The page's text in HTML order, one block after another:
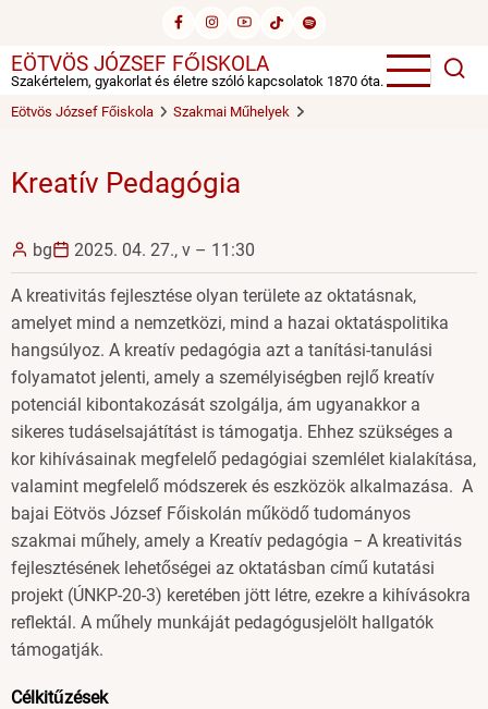
tartalomra
EÖTVÖS JÓZSEF FŐISKOLA
Szakértelem, gyakorlat és életre szóló kapcsolatok 1870 óta.
Eötvös József Főiskola
Szakmai Műhelyek
Kreatív Pedagógia
bg 2025. 04. 27., v – 11:30
A kreativitás fejlesztése olyan területe az oktatásnak,
amelyet mind a nemzetközi, mind a hazai oktatáspolitika
hangsúlyoz. A kreatív pedagógia azt a tanítási-tanulási
folyamatot jelenti, amely a személyiségben rejlő kreatív
potenciál kibontakozását szolgálja, ám ugyanakkor a
sikeres tudáselsajátítást is támogatja. Ehhez szükséges a
kor kihívásainak megfelelő pedagógiai szemlélet kialakítása,
valamint megfelelő módszerek és eszközök alkalmazása. A
bajai Eötvös József Főiskolán működő tudományos
szakmai műhely, amely a Kreatív pedagógia − A kreativitás
fejlesztésének lehetőségei az oktatásban című kutatási
projekt (ÚNKP-20-3) keretében jött létre, ezekre a kihívásokra
reflektál. A műhely munkáját pedagógusjelölt hallgatók
támogatják.
Célkitűzések